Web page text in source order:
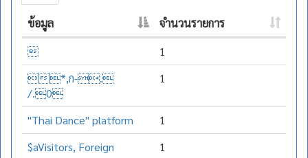
ข้อมูล
จำนวนรายการ

1
*,ก-.
/.0
1
"Thai Dance" platform
1
$aVisitors, Foreign
1